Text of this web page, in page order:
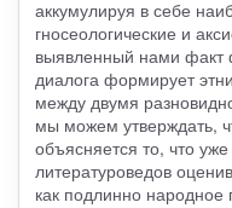
аккумулируя в себе
гносеологические и
выявленный нами факт
диалога формирует
между двумя
мы можем утверждать,
объясняется то, что
литературоведов
как подлинно народное